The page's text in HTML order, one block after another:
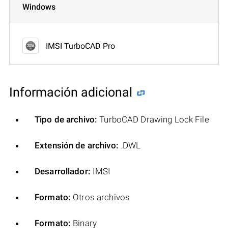
Windows
IMSI TurboCAD Pro
Información adicional
Tipo de archivo: TurboCAD Drawing Lock File
Extensión de archivo: .DWL
Desarrollador: IMSI
Formato: Otros archivos
Formato: Binary